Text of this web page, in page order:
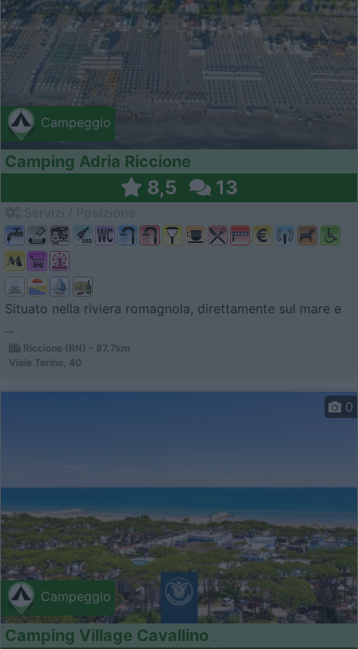
Campeggio
Camping Adria Riccione
8,5 13
Situato nella riviera romagnola, direttamente sul mare e
...
Riccione (RN) - 87.7km
Viale Torino, 40
Campeggio
0
Camping Village Cavallino